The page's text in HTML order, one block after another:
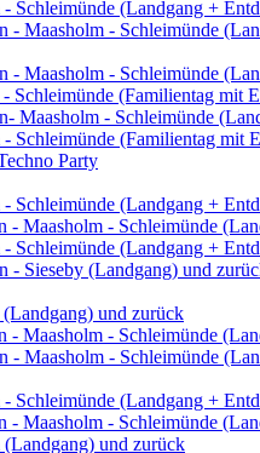
(Landgang +
- Maasholm - Schleimünde
- Maasholm - Schleimünde
(Familientag mit
Maasholm - Schleimünde
(Familientag mit
Party
(Landgang +
- Maasholm - Schleimünde
(Landgang +
- Sieseby (Landgang) und
und zurück
- Maasholm - Schleimünde
- Maasholm - Schleimünde
(Landgang +
- Maasholm - Schleimünde
und zurück